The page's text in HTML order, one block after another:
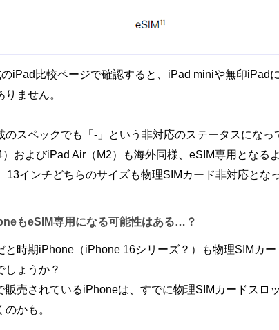
iPad比較ページで確認すると、iPad miniや無印iPad
ません。
のスペックでも「-」という非対応のステータスにな
およびiPad Air（M2）も海外同様、eSIM専用となるよ
13インチどちらのサイズも物理SIMカード非対応とな
もeSIM専用になる可能性はある…？
と時期iPhone（iPhone 16シリーズ？）も物理SIMカ
しょうか？
販売されているiPhoneは、すでに物理SIMカードスロ
かも。